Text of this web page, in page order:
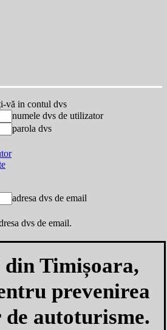
vă in contul dvs
numele dvs de utilizator
parola dvs
adresa dvs de email
dvs de email.
Timișoara,
prevenirea
autoturisme.